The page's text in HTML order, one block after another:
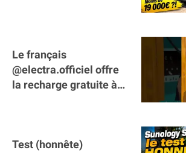
Le français
@electra.officiel offre
la recharge gratuite à
Test (honnête)